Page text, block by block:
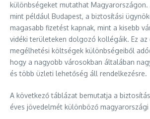
különbségeket mutathat Magyarországon.
mint például Budapest, a biztosítási
magasabb fizetést kapnak, mint a kisebb
vidéki területeken dolgozó kollégáik. Ez az
megélhetési költségek különbségeiből
hogy a nagyobb városokban általában
és több üzleti lehetőség áll rendelkezésre.
A következő táblázat bemutatja a
éves jövedelmét különböző magyarországi